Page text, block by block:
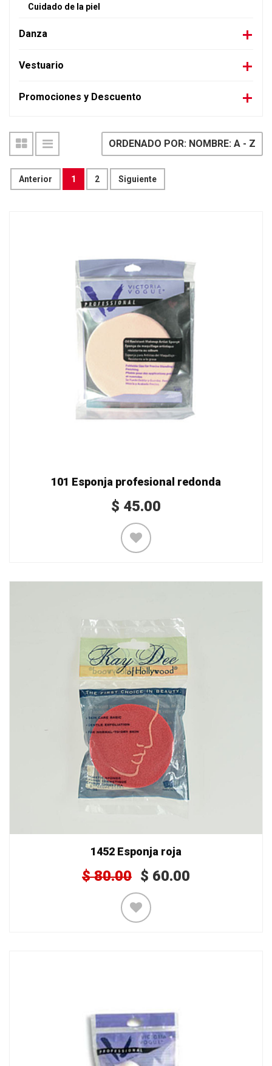
Cuidado de la piel
Danza
Vestuario
Promociones y Descuento
Anterior 1 2 Siguiente
ORDENADO POR: NOMBRE: A - Z
101 Esponja profesional redonda
$ 45.00
1452 Esponja roja
$80.00 $ 60.00